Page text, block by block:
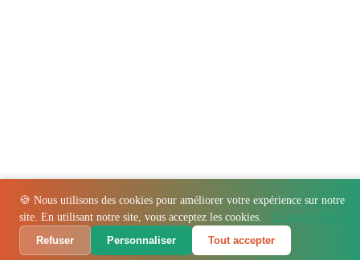
🍪 Nous utilisons des cookies pour améliorer votre expérience sur notre
site. En utilisant notre site, vous acceptez les cookies.
En savoir plus
Refuser
Personnaliser Tout accepter